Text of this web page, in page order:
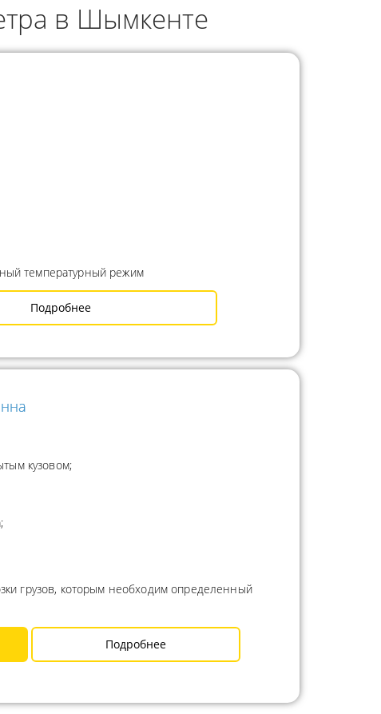
в Шымкенте
температурный режим
Подробнее
кузовом;
грузов, которым необходим определенный
Подробнее